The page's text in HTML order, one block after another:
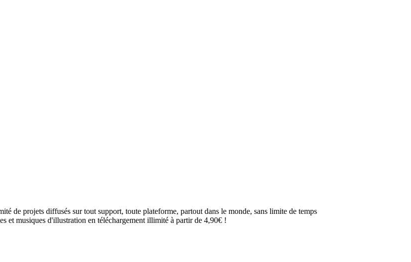
de projets diffusés sur tout support, toute plateforme, partout dans le monde, sans limite de temps
et musiques d'illustration en téléchargement illimité à partir de 4,90€ !